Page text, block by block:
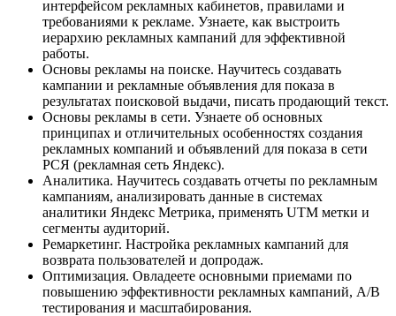
интерфейсом рекламных кабинетов, правилами и
требованиями к рекламе. Узнаете, как выстроить
иерархию рекламных кампаний для эффективной
работы.
Основы рекламы на поиске. Научитесь создавать
кампании и рекламные объявления для показа в
результатах поисковой выдачи, писать продающий текст.
Основы рекламы в сети. Узнаете об основных
принципах и отличительных особенностях создания
рекламных компаний и объявлений для показа в сети
РСЯ (рекламная сеть Яндекс).
Аналитика. Научитесь создавать отчеты по рекламным
кампаниям, анализировать данные в системах
аналитики Яндекс Метрика, применять UTM метки и
сегменты аудиторий.
Ремаркетинг. Настройка рекламных кампаний для
возврата пользователей и допродаж.
Оптимизация. Овладеете основными приемами по
повышению эффективности рекламных кампаний, А/В
тестирования и масштабирования.